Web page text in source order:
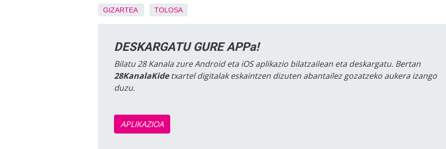
GIZARTEA TOLOSA
DESKARGATU GURE APPa!
Bilatu 28 Kanala zure Android eta iOS aplikazio bilatzailean eta deskargatu. Bertan
28KanalaKidetxartel digitalak eskaintzen dizuten abantailez gozatzeko aukera izango
duzu.
APLIKAZIOA